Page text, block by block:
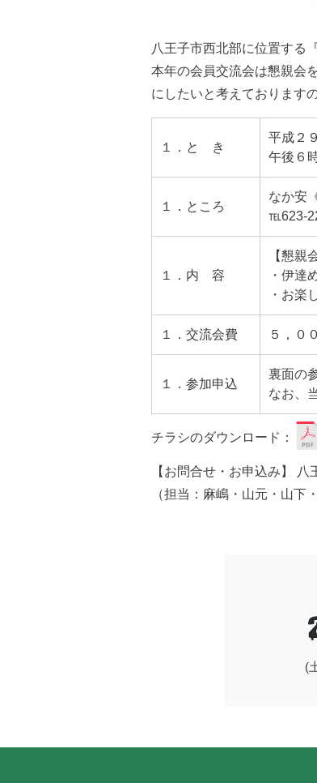
八王子市西北部に位置する
本年の会員交流会は懇親会
にしたいと考えております
１．と き
平成２
午後６
１．ところ
なか安
℡623-
１．内 容
【懇親
・伊達
・お楽
１．交流会費 ５，０
１．参加申込
裏面の
なお、
チラシのダウンロード：
【お問合せ・お申込み】
（担当：麻嶋・山元・山
(